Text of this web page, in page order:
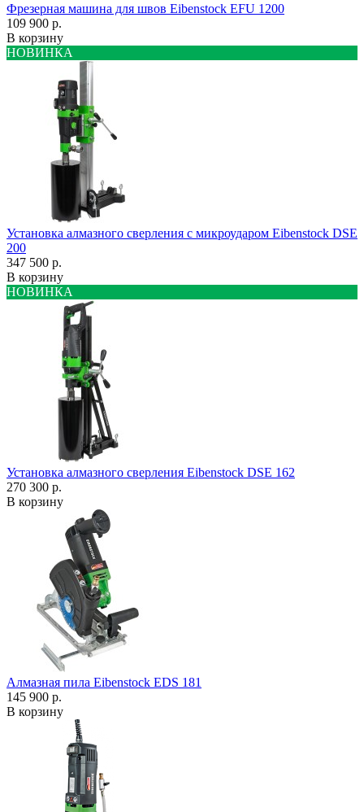
Фрезерная машина для швов Eibenstock EFU 1200
109 900 р.
В корзину
НОВИНКА
Установка алмазного сверления с микроударом Eibenstock DSE
200
347 500 р.
В корзину
НОВИНКА
Установка алмазного сверления Eibenstock DSE 162
270 300 р.
В корзину
Алмазная пила Eibenstock EDS 181
145 900 р.
В корзину